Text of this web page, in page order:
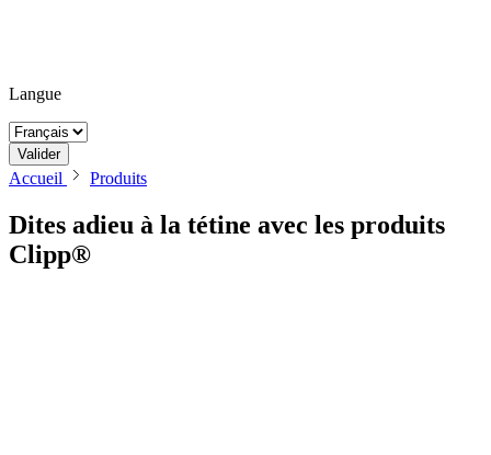
Langue
Valider
Accueil Produits
Dites adieu à la tétine avec les produits
Clipp®